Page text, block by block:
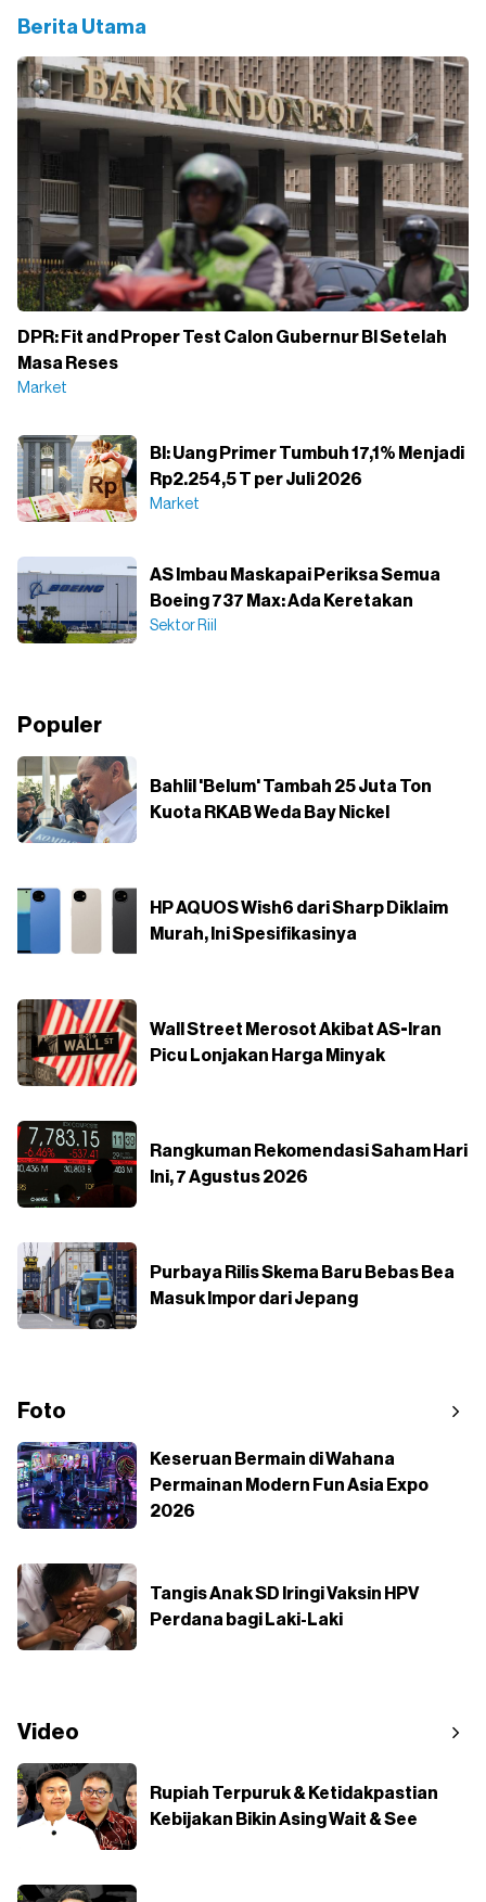
Berita Utama
DPR: Fit and Proper Test Calon Gubernur BI Setelah
Masa Reses
Market
BI: Uang Primer Tumbuh 17,1% Menjadi
Rp2.254,5 T per Juli 2026
Market
AS Imbau Maskapai Periksa Semua
Boeing 737 Max: Ada Keretakan
Sektor Riil
Populer
Bahlil 'Belum' Tambah 25 Juta Ton
Kuota RKAB Weda Bay Nickel
HP AQUOS Wish6 dari Sharp Diklaim
Murah, Ini Spesifikasinya
Wall Street Merosot Akibat AS-Iran
Picu Lonjakan Harga Minyak
Rangkuman Rekomendasi Saham Hari
Ini, 7 Agustus 2026
Purbaya Rilis Skema Baru Bebas Bea
Masuk Impor dari Jepang
Foto
Keseruan Bermain di Wahana
Permainan Modern Fun Asia Expo
2026
Tangis Anak SD Iringi Vaksin HPV
Perdana bagi Laki-Laki
Video
Rupiah Terpuruk & Ketidakpastian
Kebijakan Bikin Asing Wait & See